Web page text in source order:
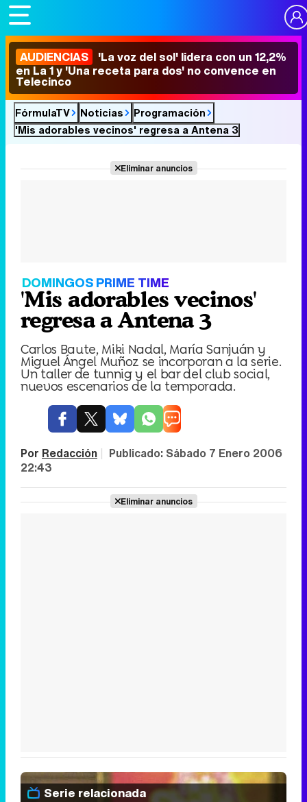
AUDIENCIAS 'La voz del sol' lidera con un 12,2%
en La 1 y 'Una receta para dos' no convence en
Telecinco
FórmulaTV Noticias
Programación
'Mis adorables vecinos' regresa a Antena 3
Eliminar anuncios
DOMINGOS PRIME TIME
'Mis adorables vecinos'
regresa a Antena 3
Carlos Baute, Miki Nadal, María Sanjuán y
Miguel Ángel Muñoz se incorporan a la serie.
Un taller de tunnig y el bar del club social,
nuevos escenarios de la temporada.
Por Redacción | Publicado: Sábado 7 Enero 2006
22:43
Eliminar anuncios
Serie relacionada